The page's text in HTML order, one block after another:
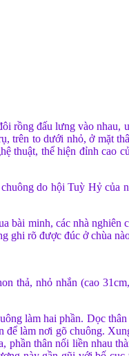
rồng đấu lưng vào nhau,
trên to dưới nhỏ, ở mặt
thuật, thể hiện đỉnh cao
do hội Tuỳ Hỷ của
bài minh, các nhà nghiên
ghi rõ được đúc ở chùa
thả, nhỏ nhắn (cao
làm hai phần. Dọc
để làm nơi gõ chuông.
phần thân nối liền nhau